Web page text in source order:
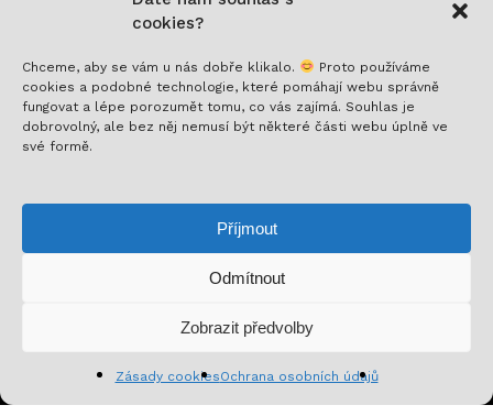
cookies?
Chceme, aby se vám u nás dobře klikalo.
Proto používáme
cookies a podobné technologie, které pomáhají webu správně
fungovat a lépe porozumět tomu, co vás zajímá. Souhlas je
dobrovolný, ale bez něj nemusí být některé části webu úplně ve
své formě.
Příjmout
Odmítnout
Zobrazit předvolby
Zásady cookiesOchrana osobních údajů
Nech si posílat to nejlepší!
speciální nabídky a inspirativní obsah. Přinášíme ti
jen to, co stojí za to!